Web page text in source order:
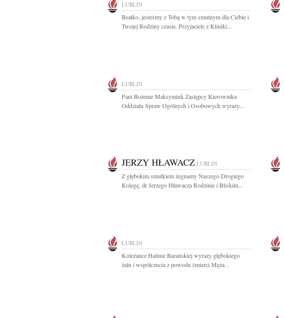
LUBLIN
Beatko, jesteśmy z Tobą w tym smutnym dla Ciebie i
Twojej Rodziny czasie. Przyjaciele z Kliniki...
LUBLIN
Pani Bożenie Maksymiuk Zastępcy Kierownika
Oddziału Spraw Ogólnych i Osobowych wyrazy...
JERZY HŁAWACZ LUBLIN
Z głębokim smutkiem żegnamy Naszego Drogiego
Kolegę, dr Jerzego Hławacza Rodzinie i Bliskim...
LUBLIN
Koleżance Halinie Barańskiej wyrazy głębokiego
żalu i współczucia z powodu śmierci Męża...